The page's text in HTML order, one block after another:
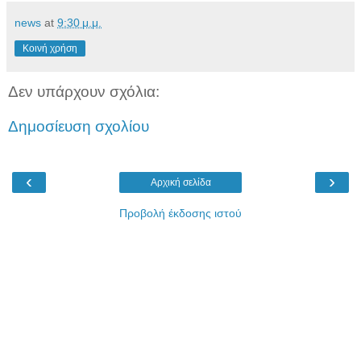
news at 9:30 μ.μ.
Κοινή χρήση
Δεν υπάρχουν σχόλια:
Δημοσίευση σχολίου
‹ ›
Αρχική σελίδα
Προβολή έκδοσης ιστού